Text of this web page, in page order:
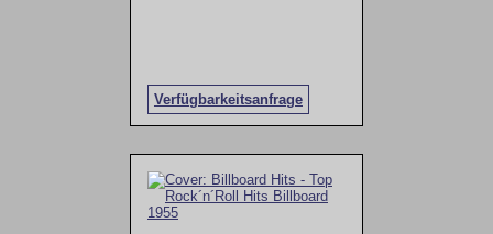
Verfügbarkeitsanfrage